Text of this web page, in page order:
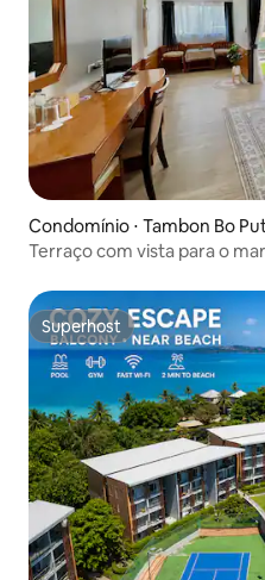
Condomínio ⋅ Tambon Bo
Terraço com vista para o
Superhost
Superhost